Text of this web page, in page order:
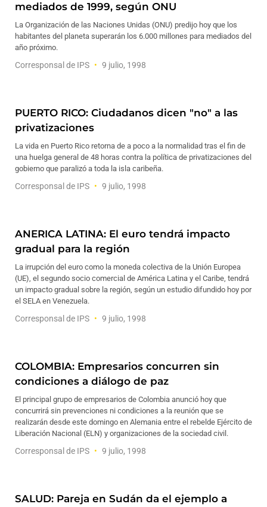
mediados de 1999, según ONU
La Organización de las Naciones Unidas (ONU) predijo hoy que los
habitantes del planeta superarán los 6.000 millones para mediados del
año próximo.
Corresponsal de IPS 9 julio, 1998
PUERTO RICO: Ciudadanos dicen "no" a las
privatizaciones
La vida en Puerto Rico retorna de a poco a la normalidad tras el fin de
una huelga general de 48 horas contra la política de privatizaciones del
gobierno que paralizó a toda la isla caribeña.
Corresponsal de IPS 9 julio, 1998
ANERICA LATINA: El euro tendrá impacto
gradual para la región
La irrupción del euro como la moneda colectiva de la Unión Europea
(UE), el segundo socio comercial de América Latina y el Caribe, tendrá
un impacto gradual sobre la región, según un estudio difundido hoy por
el SELA en Venezuela.
Corresponsal de IPS 9 julio, 1998
COLOMBIA: Empresarios concurren sin
condiciones a diálogo de paz
El principal grupo de empresarios de Colombia anunció hoy que
concurrirá sin prevenciones ni condiciones a la reunión que se
realizarán desde este domingo en Alemania entre el rebelde Ejército de
Liberación Nacional (ELN) y organizaciones de la sociedad civil.
Corresponsal de IPS 9 julio, 1998
SALUD: Pareja en Sudán da el ejemplo a